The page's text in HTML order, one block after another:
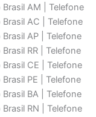
AM | Telefone
AC | Telefone
AP | Telefone
RR | Telefone
CE | Telefone
PE | Telefone
BA | Telefone
RN | Telefone